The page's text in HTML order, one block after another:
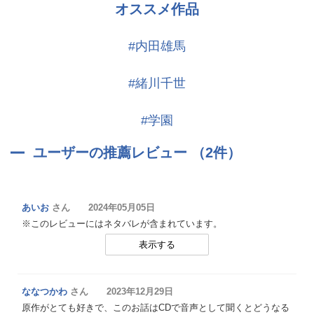
オススメ作品
#内田雄馬
#緒川千世
#学園
ユーザーの推薦レビュー （2件）
あいお さん 2024年05月05日
※このレビューにはネタバレが含まれています。
表示する
ななつかわ さん 2023年12月29日
原作がとても好きで、このお話はCDで音声として聞くとどうなる